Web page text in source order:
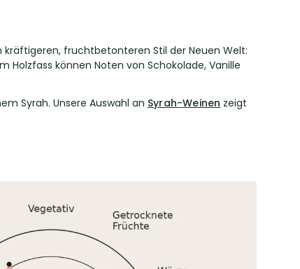
fruchtbetonteren Stil der Neuen Welt:
Holzfass können Noten von Schokolade, Vanille
Syrah. Unsere Auswahl an Syrah-Weinen zeigt